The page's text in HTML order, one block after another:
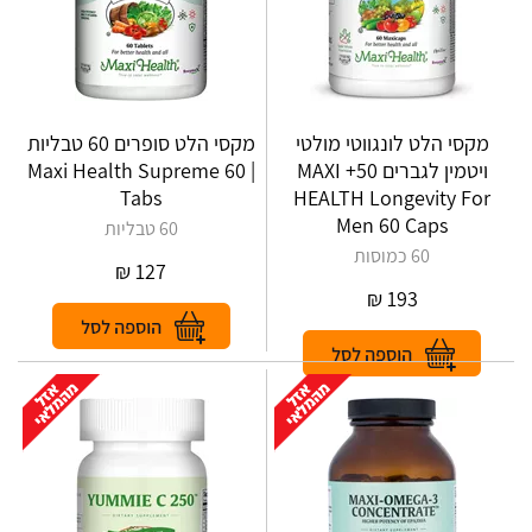
מקסי הלט לונגווטי מולטי
ויטמין לגברים 50+ MAXI
HEALTH Longevity For
Men 60 Caps
60 כמוסות
193
₪
מקסי הלט סופרים 60 טבליות
| Maxi Health Supreme 60
Tabs
60 טבליות
127
₪